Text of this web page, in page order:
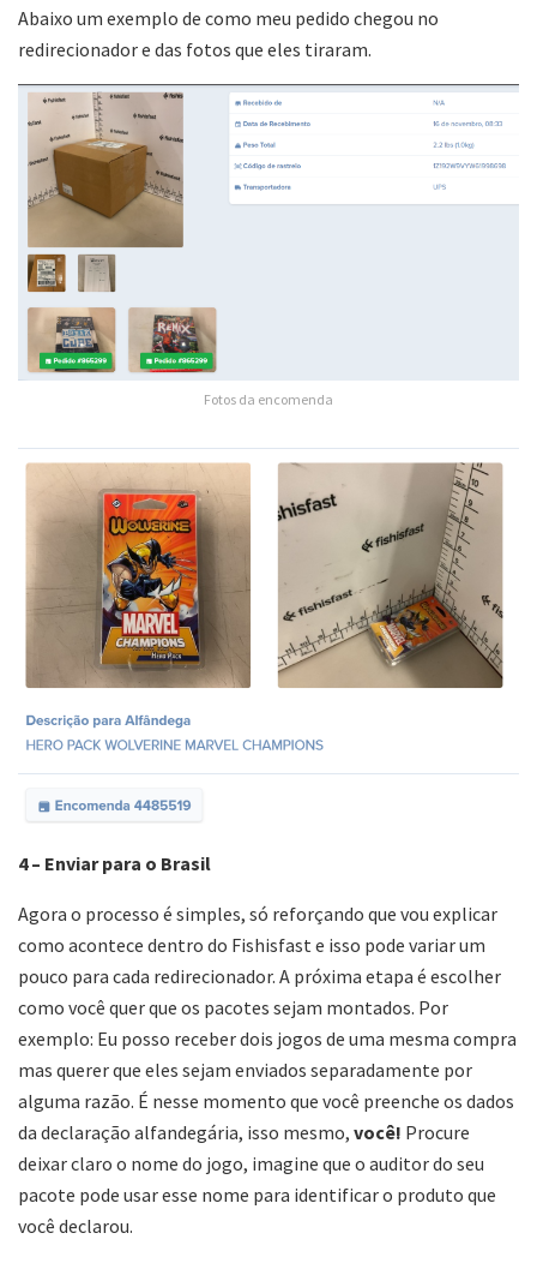
Abaixo um exemplo de como meu pedido chegou no
redirecionador e das fotos que eles tiraram.
Fotos da encomenda
4 – Enviar para o Brasil
Agora o processo é simples, só reforçando que vou explicar
como acontece dentro do Fishisfast e isso pode variar um
pouco para cada redirecionador. A próxima etapa é escolher
como você quer que os pacotes sejam montados. Por
exemplo: Eu posso receber dois jogos de uma mesma compra
mas querer que eles sejam enviados separadamente por
alguma razão. É nesse momento que você preenche os dados
da declaração alfandegária, isso mesmo, você! Procure
deixar claro o nome do jogo, imagine que o auditor do seu
pacote pode usar esse nome para identificar o produto que
você declarou.